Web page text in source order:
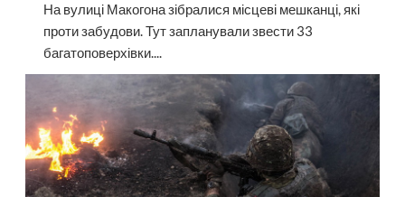
На вулиці Макогона зібралися місцеві мешканці, які
проти забудови. Тут запланували звести 33
багатоповерхівки....